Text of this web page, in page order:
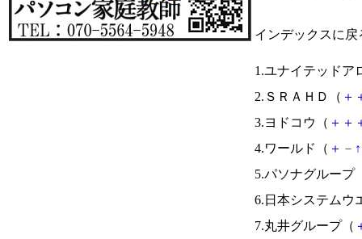
インデックスに戻
1.ユナイテッドア
2.ＳＲＡＨＤ（ ＋
3.ヨドコウ（ ＋ ＋
4.ワールド（ ＋ － ↑
5.パソナグループ
6.日本システムウ
7.丸井グループ（